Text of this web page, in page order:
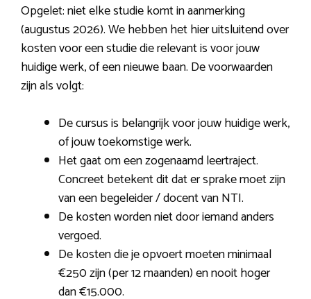
Opgelet: niet elke studie komt in aanmerking
(augustus 2026). We hebben het hier uitsluitend over
kosten voor een studie die relevant is voor jouw
huidige werk, of een nieuwe baan. De voorwaarden
zijn als volgt:
De cursus is belangrijk voor jouw huidige werk,
of jouw toekomstige werk.
Het gaat om een zogenaamd leertraject.
Concreet betekent dit dat er sprake moet zijn
van een begeleider / docent van NTI.
De kosten worden niet door iemand anders
vergoed.
De kosten die je opvoert moeten minimaal
€250 zijn (per 12 maanden) en nooit hoger
dan €15.000.